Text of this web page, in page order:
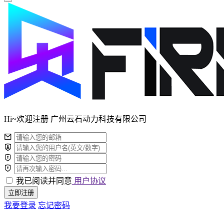
Hi~欢迎注册 广州云石动力科技有限公司
我已阅读并同意 用户协议
立即注册
我要登录 忘记密码